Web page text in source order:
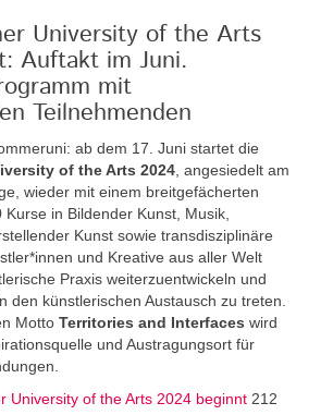
University of the Arts
Auftakt im Juni.
mit
Teilnehmenden
ab dem 17. Juni startet die
of the Arts 2024 , angesiedelt am
wieder mit einem breitgefächerten
in Bildender Kunst, Musik,
Kunst sowie transdisziplinäre
und Kreative aus aller Welt
Praxis weiterzuentwickeln und
den künstlerischen Austausch zu treten.
Motto Territories and Interfaces wird
und Austragungsort für
University of the Arts 2024 beginnt 212